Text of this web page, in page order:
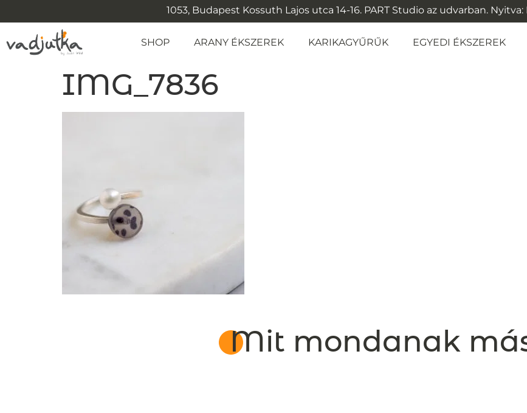
1053, Budapest Kossuth Lajos utca 14-16. PART Studio az udvarban. Nyitva:
SHOP ARANY ÉKSZEREK KARIKAGYŰRŰK EGYEDI ÉKSZEREK
IMG_7836
Mit mondanak